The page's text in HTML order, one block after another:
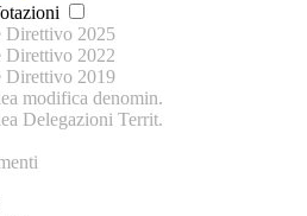
Direttivo 2025
Direttivo 2022
Direttivo 2019
modifica denomin.
Delegazioni Territ.